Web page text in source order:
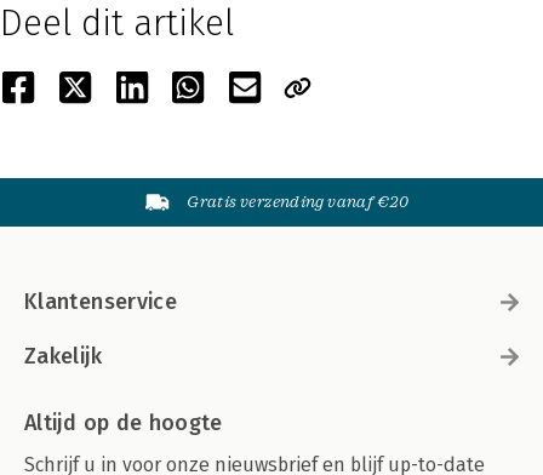
Deel dit artikel
Gratis verzending vanaf €20
Klantenservice
Zakelijk
Altijd op de hoogte
Schrijf u in voor onze nieuwsbrief en blijf up-to-date